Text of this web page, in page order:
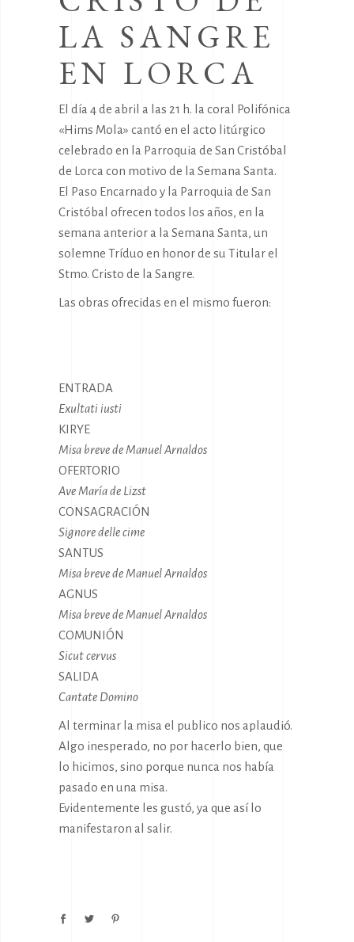
LA SANGRE
EN LORCA
El día 4 de abril a las 21 h. la coral Polifónica
«Hims Mola» cantó en el acto litúrgico
celebrado en la Parroquia de San Cristóbal
de Lorca con motivo de la Semana Santa.
El Paso Encarnado y la Parroquia de San
Cristóbal ofrecen todos los años, en la
semana anterior a la Semana Santa, un
solemne Tríduo en honor de su Titular el
Stmo. Cristo de la Sangre.
Las obras ofrecidas en el mismo fueron:
ENTRADA
Exultati iusti
KIRYE
Misa breve de Manuel Arnaldos
OFERTORIO
Ave María de Lizst
CONSAGRACIÓN
Signore delle cime
SANTUS
Misa breve de Manuel Arnaldos
AGNUS
Misa breve de Manuel Arnaldos
COMUNIÓN
Sicut cervus
SALIDA
Cantate Domino
Al terminar la misa el publico nos aplaudió.
Algo inesperado, no por hacerlo bien, que
lo hicimos, sino porque nunca nos había
pasado en una misa.
Evidentemente les gustó, ya que así lo
manifestaron al salir.